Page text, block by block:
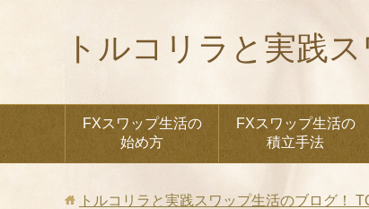
トルコリラと実践
FXスワップ生活の
始め方
FXスワップ生活の
積立手法
トルコリラと実践スワップ生活のブログ！